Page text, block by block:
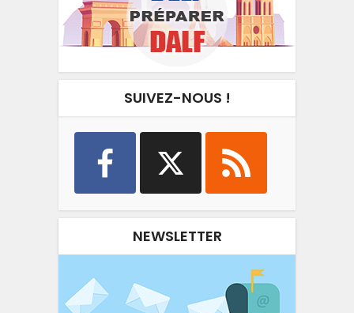
SUIVEZ-NOUS !
NEWSLETTER